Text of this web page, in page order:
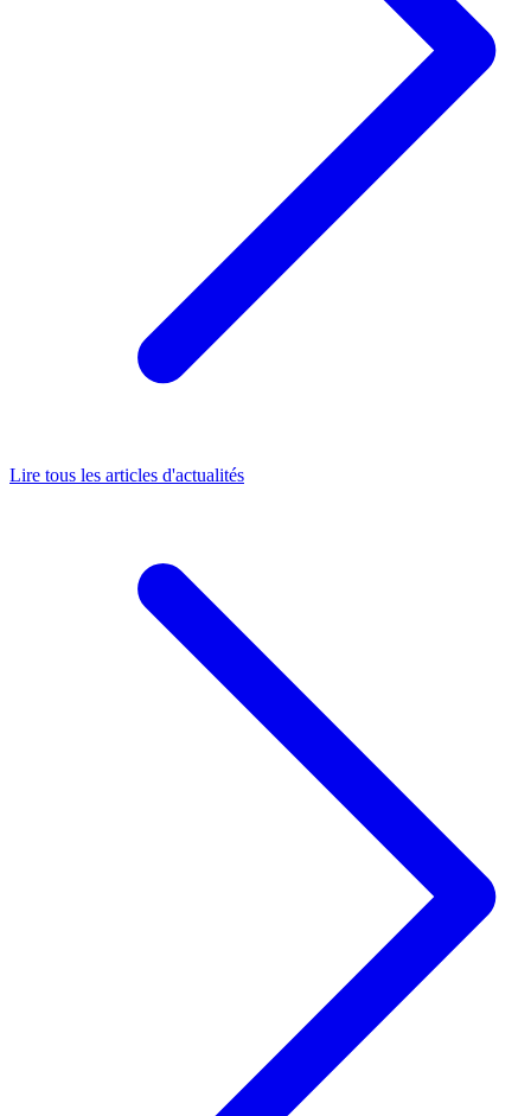
Lire tous les articles d'actualités